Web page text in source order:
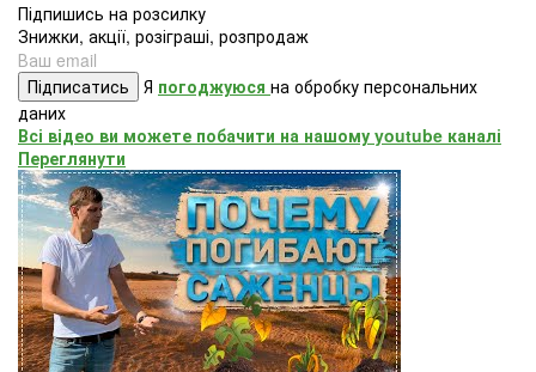
Підпишись на розсилку
Знижки, акції, розіграші, розпродаж
Підписатись Я погоджуюся на обробку персональних
даних
Всі відео ви можете побачити на нашому youtube каналі
Переглянути